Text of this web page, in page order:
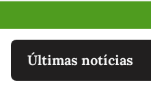
Últimas notícias